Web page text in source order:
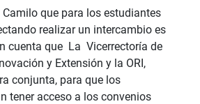
que para los estudiantes
realizar un intercambio es
cuenta que La Vicerrectoría de
y Extensión y la ORI,
conjunta, para que los
tener acceso a los convenios